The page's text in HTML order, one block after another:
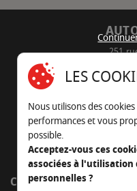
251
05
Nous
CÔTÉ OUTDOOR
LES
Nous utilisons des
performances et vous
possible.
Acceptez-vous ces
associées à l'utilisation
personnelles ?